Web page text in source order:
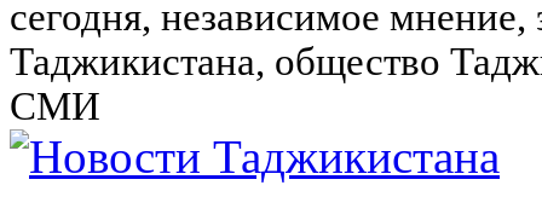
сегодня, независимое
Таджикистана, общество
СМИ